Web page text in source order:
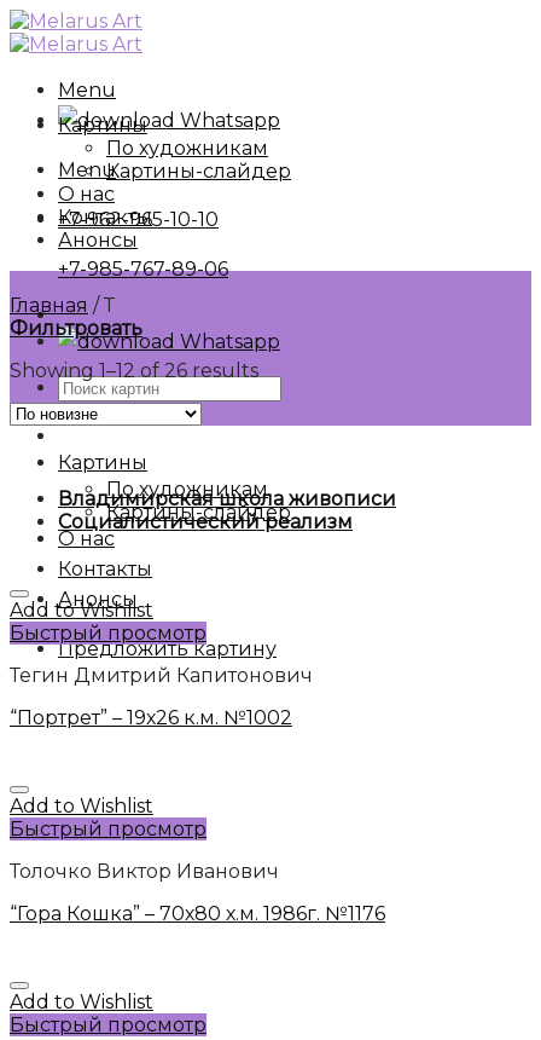
Skip
to
Menu
Whatsapp
Menu
+7-962-965-10-10
+7-985-767-89-06
Whatsapp
Искать:
Картины
По художникам
Картины-слайдер
О нас
Контакты
Анонсы
Предложить картину
Картины
По художникам
Картины-слайдер
О нас
Контакты
Анонсы
Главная /Т
Фильтровать
Showing 1–12 of 26 results
Владимирская школа живописи
Социалистический реализм
Add to Wishlist
Быстрый просмотр
Тегин Дмитрий Капитонович
“Портрет” – 19х26 к.м. №1002
Add to Wishlist
Быстрый просмотр
Толочко Виктор Иванович
“Гора Кошка” – 70х80 х.м. 1986г. №1176
Add to Wishlist
Быстрый просмотр